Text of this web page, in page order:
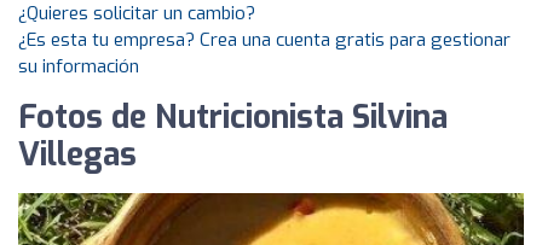
¿Quieres solicitar un cambio?
¿Es esta tu empresa? Crea una cuenta gratis para gestionar
su información
Fotos de Nutricionista Silvina
Villegas